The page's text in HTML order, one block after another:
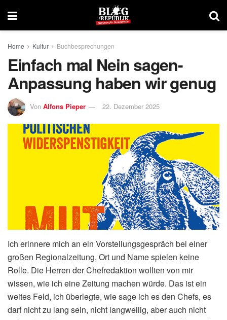
Home Kultur Buchbesprechungen
Einfach mal Nein sagen-
Anpassung haben wir genug
Von Alfons Pieper 22. Dezember 2025
Ich erinnere mich an ein Vorstellungsgespräch bei einer
großen Regionalzeitung, Ort und Name spielen keine
Rolle. Die Herren der Chefredaktion wollten von mir
wissen, wie ich eine Zeitung machen würde. Das ist ein
weites Feld, ich überlegte, wie sage ich es den Chefs, es
darf nicht zu lang sein, nicht langweilig, aber auch nicht